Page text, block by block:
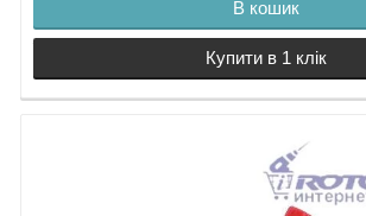
В кошик
Купити в 1 клік